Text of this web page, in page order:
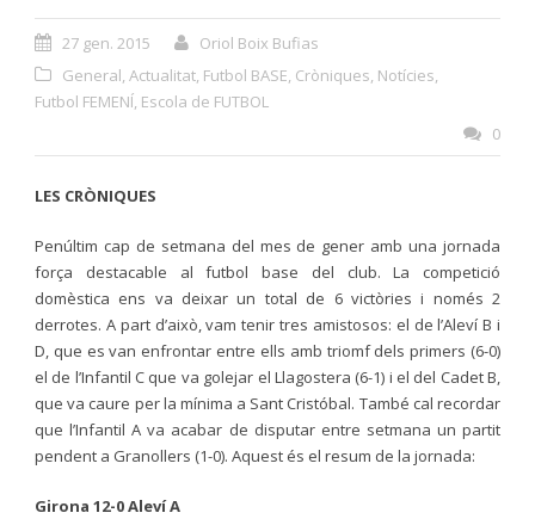
27 gen. 2015
Oriol Boix Bufias
General, Actualitat, Futbol BASE, Cròniques, Notícies,
Futbol FEMENÍ, Escola de FUTBOL
0
LES CRÒNIQUES
Penúltim cap de setmana del mes de gener amb una jornada
força destacable al futbol base del club. La competició
domèstica ens va deixar un total de 6 victòries i només 2
derrotes. A part d’això, vam tenir tres amistosos: el de l’Aleví B i
D, que es van enfrontar entre ells amb triomf dels primers (6-0)
el de l’Infantil C que va golejar el Llagostera (6-1) i el del Cadet B,
que va caure per la mínima a Sant Cristóbal. També cal recordar
que l’Infantil A va acabar de disputar entre setmana un partit
pendent a Granollers (1-0). Aquest és el resum de la jornada:
Girona 12-0 Aleví A